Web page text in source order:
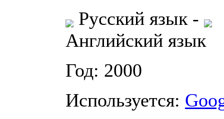
Русский язык-
Английский язык
Год: 2000
Используется: